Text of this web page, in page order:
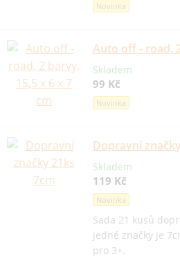
Novinka
Auto off - road,
Skladem
99 Kč
Novinka
Dopravní
Skladem
119 Kč
Novinka
Sada 21 kusů
jedné značky je
pro 3+.